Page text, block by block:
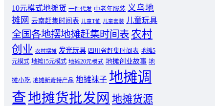
10元模式地摊货 一件代发 中老年服装 义乌地
摊网 云南赶集时间表 儿童T恤 儿童套装 儿童玩具
全国各地摆地摊赶集时间表 农村
创业 农村摆摊 发光玩具 四川省赶集时间表 地摊5
元模式 地摊15元模式 地摊20元模式 地摊创业故事 地
摊小吃 地摊新奇特产品 地摊袜子 地摊调
查地摊货批发网 地摊货源